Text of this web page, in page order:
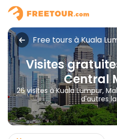
Free tours à Kuala
Visites
Central
26 visites à Kuala Lumpur,
d'autres